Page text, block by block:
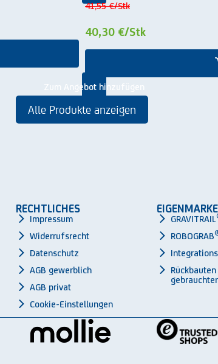
41,55 €/Stk
40,30 €/Stk
Zum Angebot hinzufügen
Alle Produkte anzeigen
RECHTLICHES
Impressum
Widerrufsrecht
Datenschutz
AGB gewerblich
AGB privat
Cookie-Einstellungen
GRAVITRAIL
ROBOGRAB